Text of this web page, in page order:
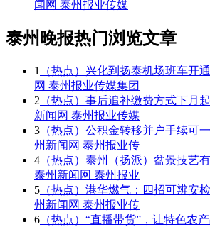
闻网 泰州报业传媒
泰州晚报热门浏览文章
1
（热点）兴化到扬泰机场班车开
网 泰州报业传媒集团
2 （热点）事后追补缴费方式下月
新闻网 泰州报业传媒
3 （热点）公积金转移并户手续可
州新闻网 泰州报业传
4 （热点）泰州（扬派）盆景技艺
泰州新闻网 泰州报业
5 （热点）港华燃气：四招可辨安
州新闻网 泰州报业传
6 （热点）“直播带货”，让特色农